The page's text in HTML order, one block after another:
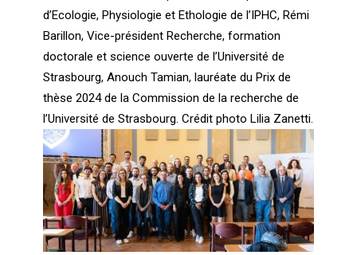
d’Ecologie, Physiologie et Ethologie de l’IPHC, Rémi
Barillon, Vice-président Recherche, formation
doctorale et science ouverte de l’Université de
Strasbourg, Anouch Tamian, lauréate du Prix de
thèse 2024 de la Commission de la recherche de
l’Université de Strasbourg. Crédit photo Lilia Zanetti.